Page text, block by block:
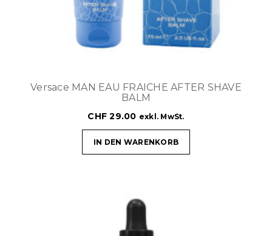
Versace MAN EAU FRAICHE AFTER SHAVE
BALM
CHF 29.00 exkl. MwSt.
IN DEN WARENKORB